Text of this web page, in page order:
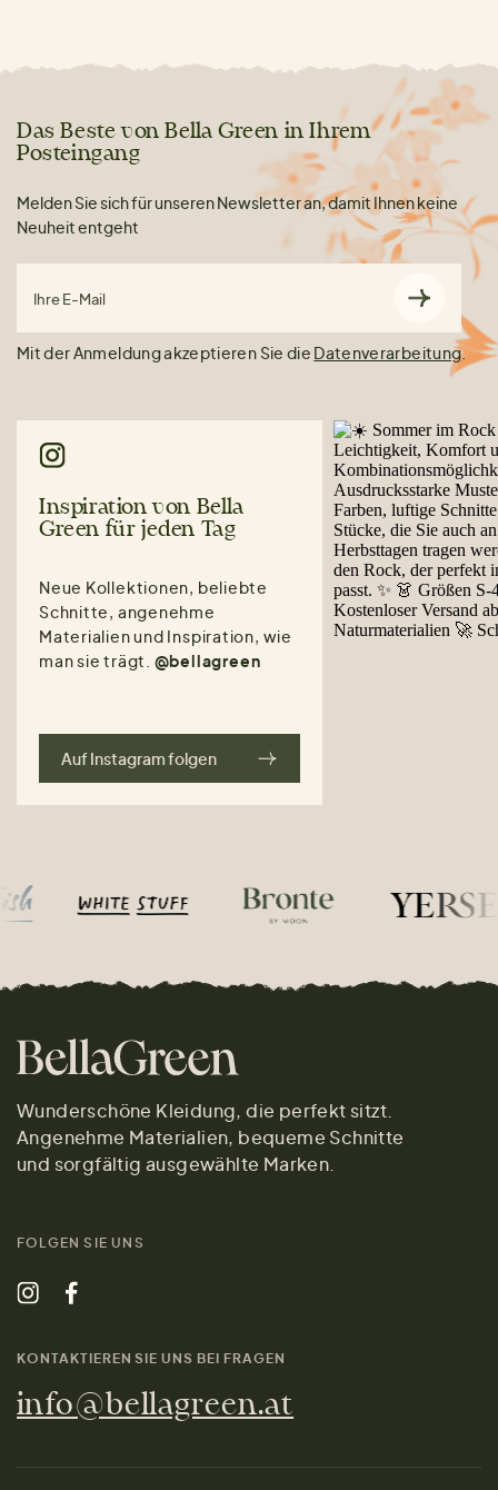
Das Beste von Bella Green in Ihrem
Posteingang
Melden Sie sich für unseren Newsletter an, damit Ihnen keine
Neuheit entgeht
Ihre E-Mail
Mit der Anmeldung akzeptieren Sie die Datenverarbeitung.
Inspiration von Bella
Green für jeden Tag
Neue Kollektionen, beliebte
Schnitte, angenehme
Materialien und Inspiration, wie
man sie trägt. @bellagreen
Auf Instagram folgen
Wunderschöne Kleidung, die perfekt sitzt.
Angenehme Materialien, bequeme Schnitte
und sorgfältig ausgewählte Marken.
FOLGEN SIE UNS
KONTAKTIEREN SIE UNS BEI FRAGEN
info@bellagreen.at